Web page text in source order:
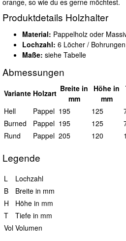
orange, so wie du es gerne möchtest.
Produktdetails Holzhalter
Material: Pappelholz oder
Lochzahl: 6 Löcher / Bohrungen
Maße: siehe Tabelle
Abmessungen
Variante Holzart Breite in
mm
Höhe in
mm
Hell
Pappel 195 125
Burned
Pappel 195 125
Rund
Pappel 205 120
Legende
L
Lochzahl
B
Breite in mm
H
Höhe in mm
T
Tiefe in mm
Vol Volumen